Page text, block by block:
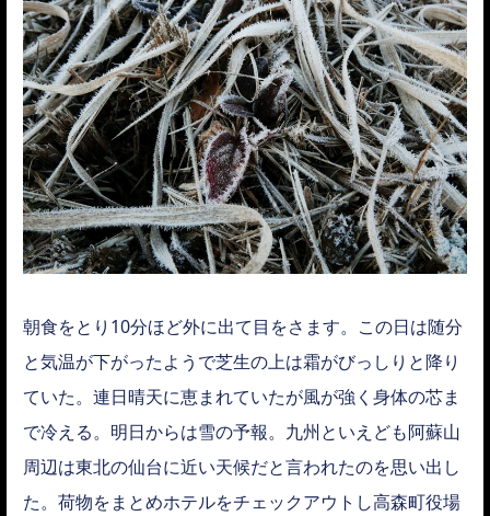
朝食をとり10分ほど外に出て目をさます。この日は随分
と気温が下がったようで芝生の上は霜がびっしりと降り
ていた。連日晴天に恵まれていたが風が強く身体の芯ま
で冷える。明日からは雪の予報。九州といえども阿蘇山
周辺は東北の仙台に近い天候だと言われたのを思い出し
た。荷物をまとめホテルをチェックアウトし高森町役場